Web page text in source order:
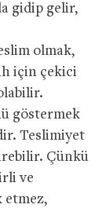
gidip gelir,
olmak,
için çekici
göstermek
Teslimiyet
Çünkü
ve
etmez,